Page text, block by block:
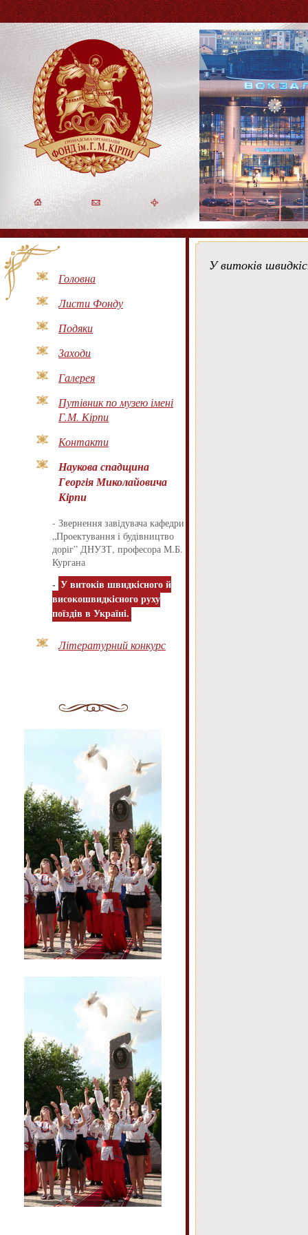
Головна
Листи Фонду
Подяки
Заходи
Галерея
Путівник по музею імені
Г.М. Кірпи
Контакти
Наукова спадщина
Георгія Миколайовича
Кірпи
- Звернення завідувача кафедри
„Проектування і будівництво
доріг” ДНУЗТ, професора М.Б.
Кургана
- У витоків швидкісного й
високошвидкісного руху
поїздів в Україні.
Літературний конкурс
У витоків